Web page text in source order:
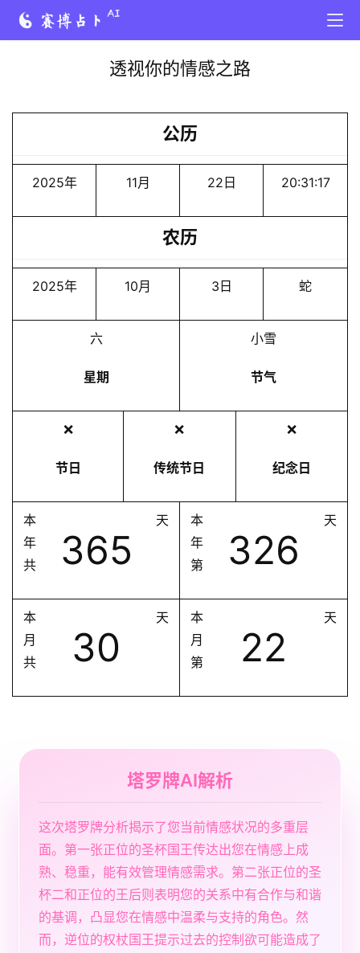
透视你的情感之路
公历
2025年 11月 22日 20:31:17
农历
2025年 10月 3日 蛇
六
星期
小雪
节气
❌
节日
❌
传统节日
❌
纪念日
本
年
共
365
天
本
年
第
326
天
本
月
共
30
天
本
月
第
22
天
塔罗牌AI解析
这次塔罗牌分析揭示了您当前情感状况的多重层
面。第一张正位的圣杯国王传达出您在情感上成
熟、稳重，能有效管理情感需求。第二张正位的圣
杯二和正位的王后则表明您的关系中有合作与和谐
的基调，凸显您在情感中温柔与支持的角色。然
而，逆位的权杖国王提示过去的控制欲可能造成了